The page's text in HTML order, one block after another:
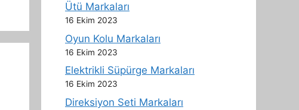
Ütü Markaları
16 Ekim 2023
Oyun Kolu Markaları
16 Ekim 2023
Elektrikli Süpürge Markaları
16 Ekim 2023
Direksiyon Seti Markaları